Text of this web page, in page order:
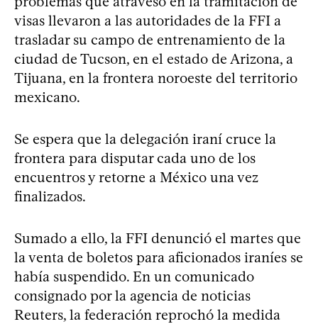
visas llevaron a las autoridades de la FFI a
trasladar su campo de entrenamiento de la
ciudad de Tucson, en el estado de Arizona, a
Tijuana, en la frontera noroeste del territorio
mexicano.
Se espera que la delegación iraní cruce la
frontera para disputar cada uno de los
encuentros y retorne a México una vez
finalizados.
Sumado a ello, la FFI denunció el martes que
la venta de boletos para aficionados iraníes se
había suspendido. En un comunicado
consignado por la agencia de noticias
Reuters, la federación reprochó la medida